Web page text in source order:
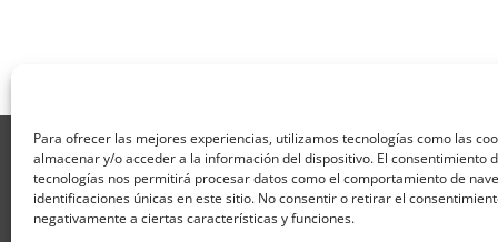
Para ofrecer las mejores experiencias, utilizamos tecnologías como las
almacenar y/o acceder a la información del dispositivo. El consentimiento
tecnologías nos permitirá procesar datos como el comportamiento de
identificaciones únicas en este sitio. No consentir o retirar el
negativamente a ciertas características y funciones.
Aviso Legal Política de Privacidad
Formulario de Datos necesarios para alta
Formulario de responsabilidad de APPCC
Encuesta
Contacto Centros